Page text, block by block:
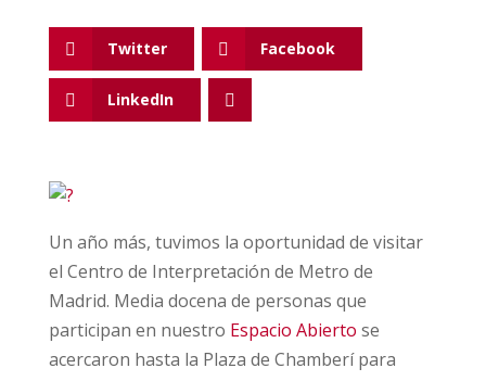
Twitter Facebook
LinkedIn
Un año más, tuvimos la oportunidad de visitar
el Centro de Interpretación de Metro de
Madrid. Media docena de personas que
participan en nuestro Espacio Abierto se
acercaron hasta la Plaza de Chamberí para